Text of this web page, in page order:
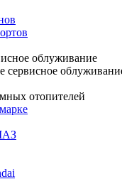
облуживание
сервисное
отопителей